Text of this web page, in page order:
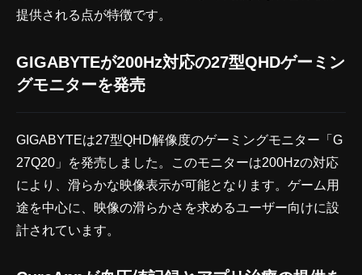
提供される点が特徴です。
GIGABYTEが200Hz対応の27型QHDゲーミン
グモニターを発売
GIGABYTEは27型QHD解像度のゲーミングモニター「G
27Q20」を発売しました。このモニターは200Hzの対応
により、滑らかな映像表示が可能となります。ゲーム用
途を中心に、映像の滑らかさを求めるユーザー向けに設
計されています。